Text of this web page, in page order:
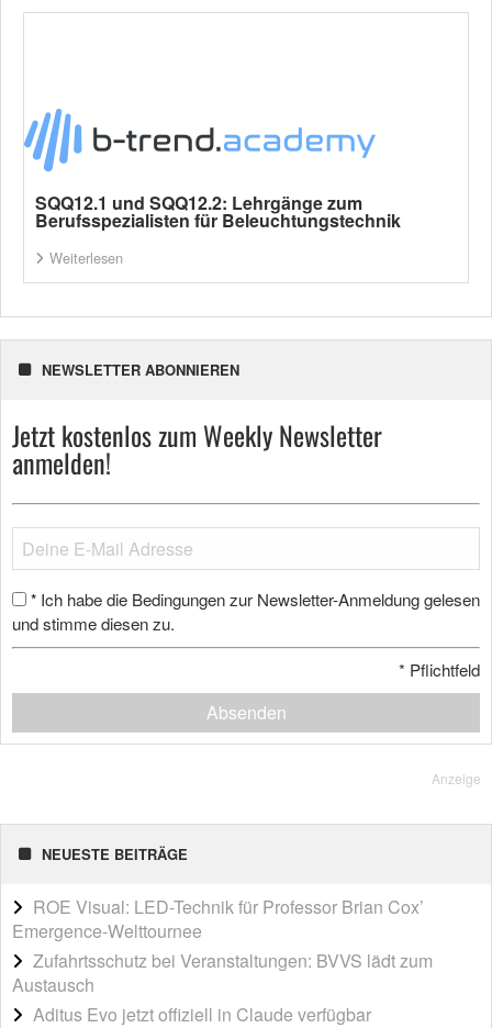
SQQ12.1 und SQQ12.2: Lehrgänge zum
Berufsspezialisten für Beleuchtungstechnik
Weiterlesen
NEWSLETTER ABONNIEREN
Jetzt kostenlos zum Weekly Newsletter
anmelden!
* Ich habe die Bedingungen zur Newsletter-Anmeldung gelesen
und stimme diesen zu.
* Pflichtfeld
Absenden
Anzeige
NEUESTE BEITRÄGE
ROE Visual: LED-Technik für Professor Brian Cox’
Emergence-Welttournee
Zufahrtsschutz bei Veranstaltungen: BVVS lädt zum
Austausch
Aditus Evo jetzt offiziell in Claude verfügbar